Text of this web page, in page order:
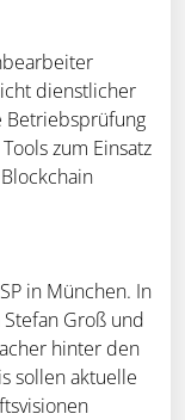
dienstlicher
Betriebsprüfung
zum Einsatz
in München. In
Stefan Groß und
hinter den
sollen aktuelle